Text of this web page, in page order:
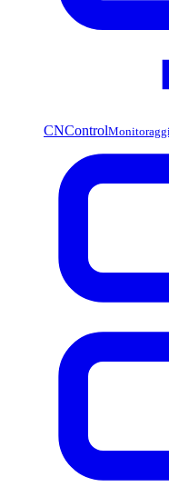
CNControl